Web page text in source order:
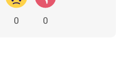
0 0